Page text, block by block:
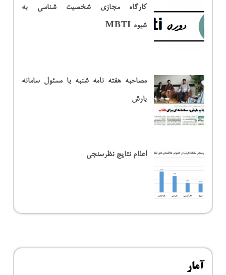
کارگاه مجازی شخصیت شناسی به
شیوه MBTI
مصاحبه هفته نامه شنبه با مسئول سامانه
بارش
اعلام نتایج نظرسنجی
آمار